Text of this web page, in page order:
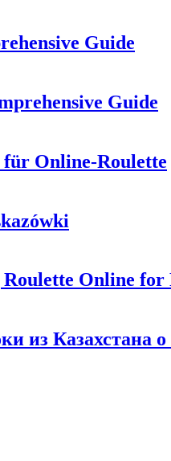
Guide
Guide
Online-Roulette
Online
из Казахстана